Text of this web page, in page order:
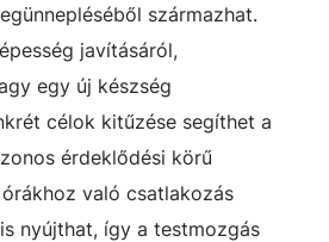
származhat.
javításáról,
egy új készség
célok kitűzése segíthet a
érdeklődési körű
való csatlakozás
nyújthat, így a testmozgás